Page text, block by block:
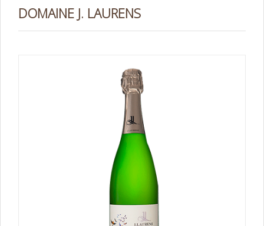
DOMAINE J. LAURENS